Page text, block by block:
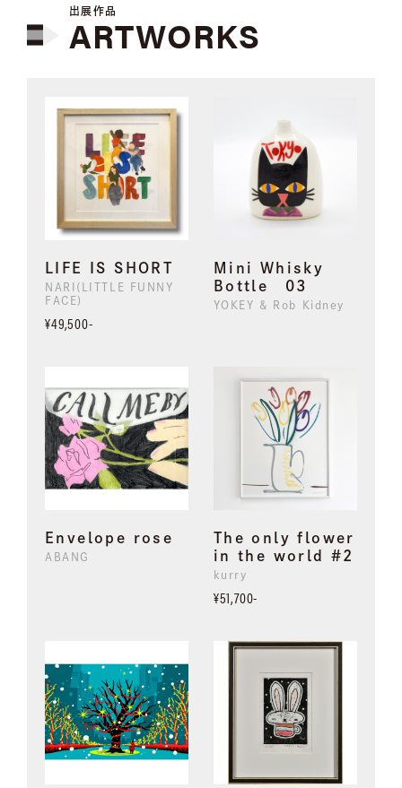
出展作品
ARTWORKS
LIFE IS SHORT
NARI(LITTLE FUNNY
FACE)
¥49,500-
Mini Whisky
Bottle 03
YOKEY & Rob Kidney
Envelope rose
ABANG
The only flower
in the world #2
kurry
¥51,700-